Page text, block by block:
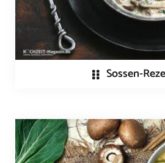
Sossen-